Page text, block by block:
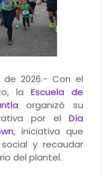
2026.- Con el
laEscuela de
organizó su
por elDía
, iniciativa que
y recaudar
del plantel.